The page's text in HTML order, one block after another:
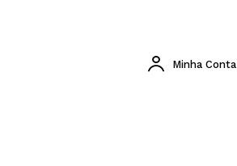
Minha Conta